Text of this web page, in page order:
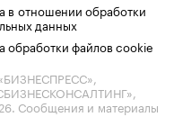
в отношении обработки
данных
обработки файлов cookie
. Сообщения и материалы